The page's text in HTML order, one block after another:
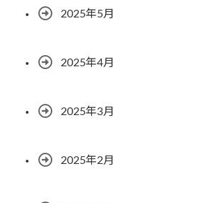
2025年5月
2025年4月
2025年3月
2025年2月